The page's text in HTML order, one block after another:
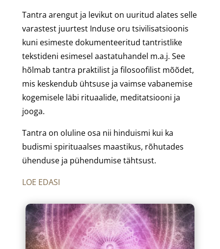
Tantra arengut ja levikut on uuritud alates selle
varastest juurtest Induse oru tsivilisatsioonis
kuni esimeste dokumenteeritud tantristlike
tekstideni esimesel aastatuhandel m.a.j. See
hõlmab tantra praktilist ja filosoofilist mõõdet,
mis keskendub ühtsuse ja vaimse vabanemise
kogemisele läbi rituaalide, meditatsiooni ja
jooga.
Tantra on oluline osa nii hinduismi kui ka
budismi spirituaalses maastikus, rõhutades
ühenduse ja pühendumise tähtsust.
LOE EDASI